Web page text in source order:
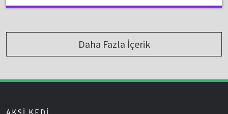
Daha Fazla İçerik
AKSİ KEDİ